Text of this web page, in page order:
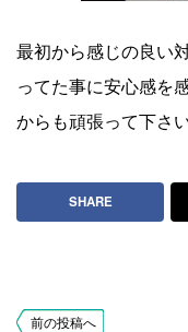
最初から感じの良い
ってた事に安心感を
からも頑張って下さい
SHARE
前の投稿へ
【 (株) ジェイカーズ
BMW3シリーズの車買
ハツハイゼットカーゴの